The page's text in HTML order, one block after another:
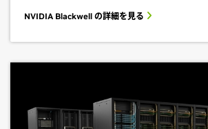
NVIDIA Blackwell の詳細を見る